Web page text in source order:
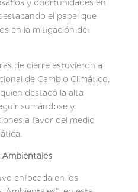
y oportunidades en
el papel que
en la mitigación del
de cierre estuvieron a
de Cambio Climático,
destacó la alta
sumándose y
a favor del medio
enfocada en los